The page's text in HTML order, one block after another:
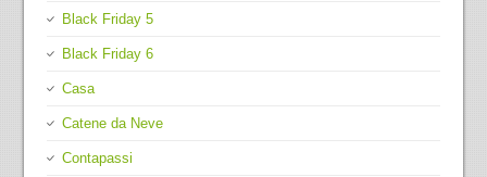
Black Friday 5
Black Friday 6
Casa
Catene da Neve
Contapassi